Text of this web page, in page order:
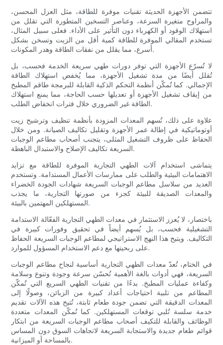
تتضمن الأجهزة الحديثة تقنيات موفرة للطاقة، مثل العزل المحسن،
والمراوح متغيرة السرعة، وعناصر التسخين المتطورة التي تقلل من
استهلاك الوقود أو الكهرباء دون التأثير على الأداء. فعلى سبيل المثال،
تستخدم المقالي الموفرة للطاقة كمية أقل من الزيت وتسخن بشكل
أسرع، مما يقلل من نفقات الطاقة وهدر المكونات.
لا تُسرّع الأجهزة التي توفر دورات طهي سريعة الخدمة فحسب، بل
تُقلل أيضًا من مدة تشغيل الأجهزة، مما يُخفض استهلاك الطاقة
الإجمالي. كما تُمكّن أنظمة التحكم الذكية القابلة للبرمجة طاقم المطبخ
من إيقاف تشغيل الأجهزة أو تعديلها حسب الحاجة، مما يمنع استهلاك
الطاقة غير الضروري خلال فترات انخفاض الطلب.
علاوة على ذلك، تُسهم المعدات المزودة بأنظمة تنظيف وترشيح زيت
أوتوماتيكية في إطالة عمر الأجهزة وتقليل تكاليف الصيانة. ومن خلال
الحفاظ على ظروف التشغيل المثلى، يتجنب أصحاب مطاعم الوجبات
السريعة تكاليف الإصلاح والاستبدال الباهظة.
يتماشى استخدام آلات الطهي التجارية الموفرة للطاقة مع تزايد
الاهتمامات البيئية والطلب على ممارسات الأعمال المستدامة. وتستخدم
العديد من سلاسل مطاعم الوجبات السريعة شهادات الجودة الخضراء
والمعدات الصديقة للبيئة كجزء من صورتها التجارية، ما يجذب
المستهلكين المهتمين بالبيئة.
باختصار، لا يُعزز الاستثمار في معدات الطهي التجارية الفعّالة الاستدامة
التشغيلية فحسب، بل يُسهم أيضاً في تحقيق وفورات كبيرة في
التكاليف. ويتيح هذا النهج الاستراتيجي لمطاعم الوجبات السريعة الحفاظ
على ربحيتها مع دعم الاستخدام المسؤول للموارد.
في الختام، تُعدّ معدات الطهي التجارية أساسية لنجاح مطاعم الوجبات
السريعة، فهي أدوات بالغة الأهمية تُحسّن سرعة وجودة وتنوع وسلامة
وكفاءة عمليات المطبخ. بدءًا من تقنيات الطهي السريع التي تُمكّن
المطاعم من تلبية احتياجات أعداد كبيرة من الزبائن، وصولًا إلى
المعدات الدقيقة التي تضمن جودة طعام ثابتة، تُتيح هذه الآلات تقديم
خدمة سلسة تُلبي توقعات المستهلكين. كما تُمكّن المعدات متعددة
الوظائف والقابلة للتكيف أصحاب مطاعم الوجبات السريعة من ابتكار
قوائم طعام جديدة والاستجابة السريعة لاتجاهات السوق دون المساس
بالمساحة أو الميزانية.